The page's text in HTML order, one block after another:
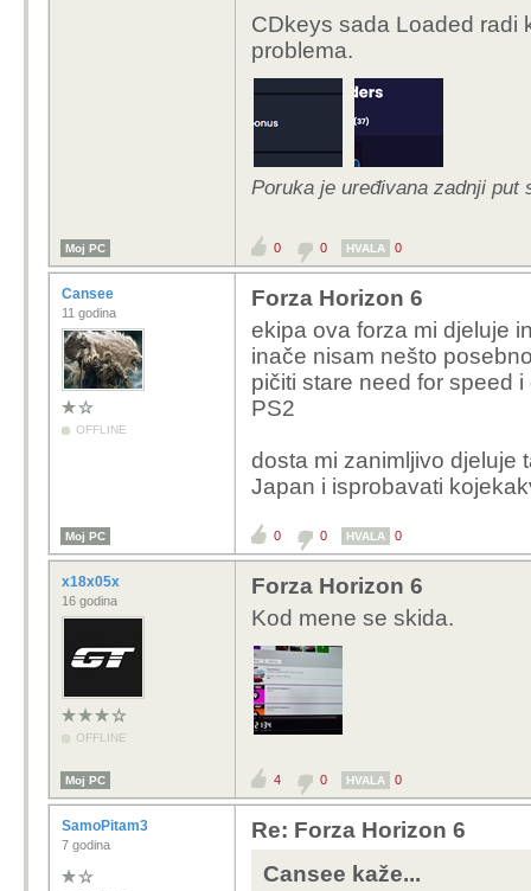
CDkeys sada Loaded radi
problema.
Poruka je uređivana zadnji put
Moj PC 0 0 HVALA 0
Cansee
11 godina
OFFLINE
Forza Horizon 6
ekipa ova forza mi djeluje
inače nisam nešto
pičiti stare need for speed
PS2
dosta mi zanimljivo djeluje
Japan i isprobavati
Moj PC 0 0 HVALA 0
x18x05x
16 godina
OFFLINE
Forza Horizon 6
Kod mene se skida.
Moj PC 4 0 HVALA 0
SamoPitam3
7 godina
Re: Forza Horizon 6
Cansee kaže...